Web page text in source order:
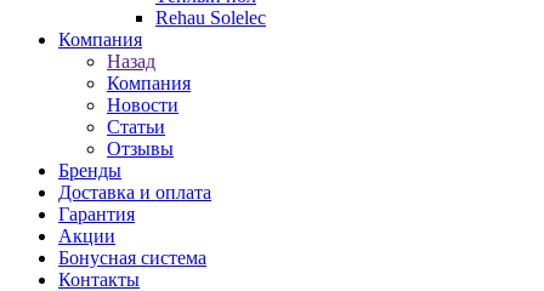
Rehau Solelec
Компания
Назад
Компания
Новости
Статьи
Отзывы
Бренды
Доставка и оплата
Гарантия
Акции
Бонусная система
Контакты